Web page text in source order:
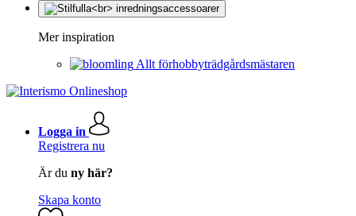
Mer inspiration
Allt förhobbyträdgårdsmästaren
Logga in
Registrera nu
Är du ny här?
Skapa konto